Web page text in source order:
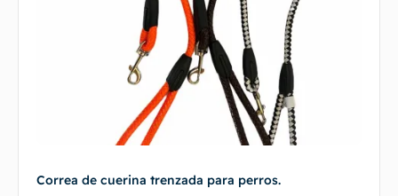
Correa de cuerina trenzada para perros.